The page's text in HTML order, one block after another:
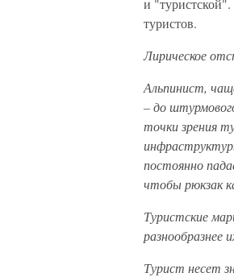
и "туристской".
туристов.
Лирическое
Альпинист,
– до
точки зрения
постоянно
чтобы рюкзак
Туристские
разнообразнее
Турист несет